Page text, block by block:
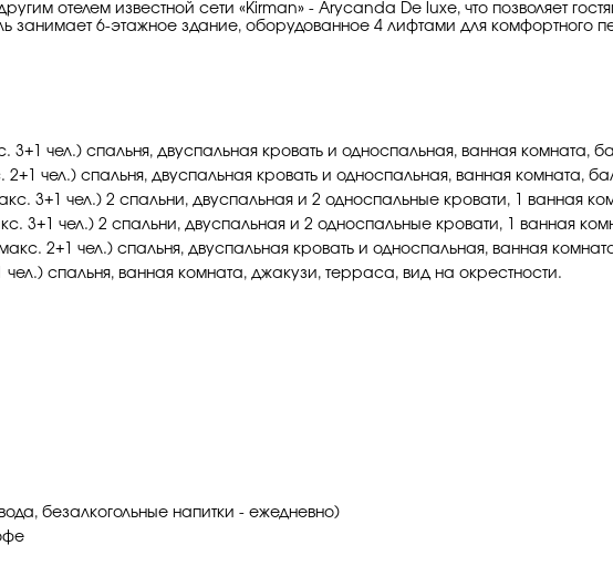
отелем известной сети «Kirman» - Arycanda De luxe, что позволяет
занимает 6-этажное здание, оборудованное 4 лифтами для
3+1 чел.) спальня, двуспальная кровать и односпальная, ванная комната,
2+1 чел.) спальня, двуспальная кровать и односпальная, ванная комната,
3+1 чел.) 2 спальни, двуспальная и 2 односпальные кровати, 1 ванная
3+1 чел.) 2 спальни, двуспальная и 2 односпальные кровати, 1 ванная
2+1 чел.) спальня, двуспальная кровать и односпальная, ванная
чел.) спальня, ванная комната, джакузи, терраса, вид на окрестности.
безалкогольные напитки - ежедневно)